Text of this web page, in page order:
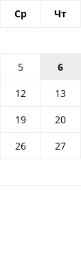
Ср Чт
5 6
12 13
19 20
26 27